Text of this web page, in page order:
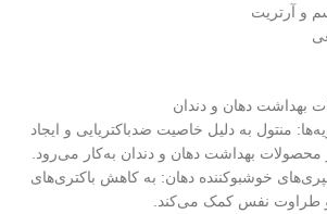
و آرتریت
منتول به دلیل خاصیت ضدباکتریایی و ایجاد
بهداشت دهان و دندان به‌کار می‌رود.
خوشبوکننده دهان: به کاهش باکتری‌های
طراوت نفس کمک می‌کند.